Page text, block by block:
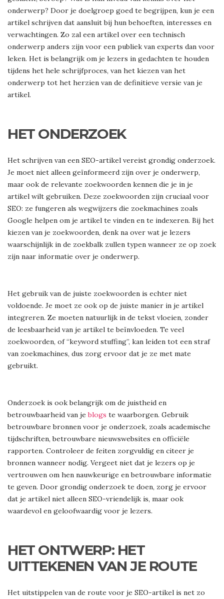
onderwerp? Door je doelgroep goed te begrijpen, kun je een
artikel schrijven dat aansluit bij hun behoeften, interesses en
verwachtingen. Zo zal een artikel over een technisch
onderwerp anders zijn voor een publiek van experts dan voor
leken. Het is belangrijk om je lezers in gedachten te houden
tijdens het hele schrijfproces, van het kiezen van het
onderwerp tot het herzien van de definitieve versie van je
artikel.
HET ONDERZOEK
Het schrijven van een SEO-artikel vereist grondig onderzoek.
Je moet niet alleen geïnformeerd zijn over je onderwerp,
maar ook de relevante zoekwoorden kennen die je in je
artikel wilt gebruiken. Deze zoekwoorden zijn cruciaal voor
SEO: ze fungeren als wegwijzers die zoekmachines zoals
Google helpen om je artikel te vinden en te indexeren. Bij het
kiezen van je zoekwoorden, denk na over wat je lezers
waarschijnlijk in de zoekbalk zullen typen wanneer ze op zoek
zijn naar informatie over je onderwerp.
Het gebruik van de juiste zoekwoorden is echter niet
voldoende. Je moet ze ook op de juiste manier in je artikel
integreren. Ze moeten natuurlijk in de tekst vloeien, zonder
de leesbaarheid van je artikel te beïnvloeden. Te veel
zoekwoorden, of “keyword stuffing”, kan leiden tot een straf
van zoekmachines, dus zorg ervoor dat je ze met mate
gebruikt.
Onderzoek is ook belangrijk om de juistheid en
betrouwbaarheid van jeblogs te waarborgen. Gebruik
betrouwbare bronnen voor je onderzoek, zoals academische
tijdschriften, betrouwbare nieuwswebsites en officiële
rapporten. Controleer de feiten zorgvuldig en citeer je
bronnen wanneer nodig. Vergeet niet dat je lezers op je
vertrouwen om hen nauwkeurige en betrouwbare informatie
te geven. Door grondig onderzoek te doen, zorg je ervoor
dat je artikel niet alleen SEO-vriendelijk is, maar ook
waardevol en geloofwaardig voor je lezers.
HET ONTWERP: HET
UITTEKENEN VAN JE ROUTE
Het uitstippelen van de route voor je SEO-artikel is net zo